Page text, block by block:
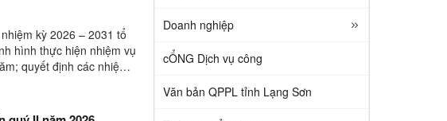
kỳ 2026 – 2031 tổ
hình thực hiện nhiệm vụ
quyết định các nhiệm
Doanh nghiệp
cỔNG Dịch vụ công
Văn bản QPPL tỉnh Lạng Sơn